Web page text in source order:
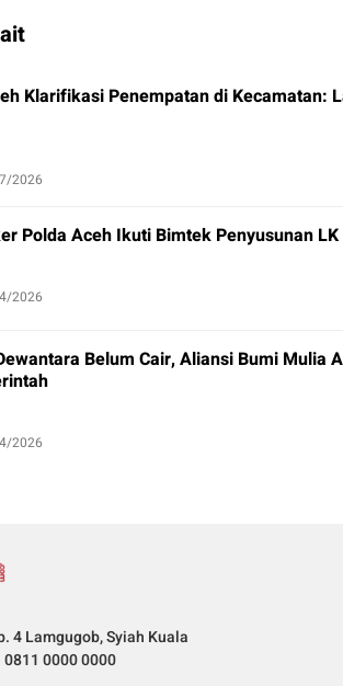
Klarifikasi Penempatan di Kecamatan:
2026
Polda Aceh Ikuti Bimtek Penyusunan LK
2026
Belum Cair, Aliansi Bumi Mulia
2026
4 Lamgugob, Syiah Kuala
0000 0000